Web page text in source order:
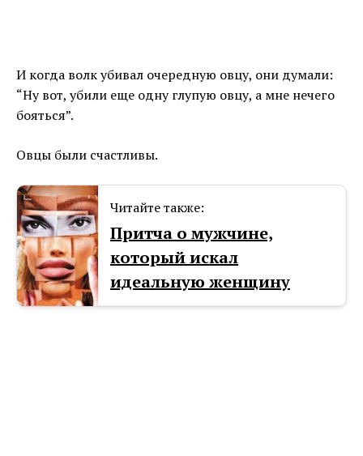
И когда волк убивал очередную овцу, они думали:
“Ну вот, убили еще одну глупую овцу, а мне нечего
бояться”.
Овцы были счастливы.
Читайте также:
Притча о мужчине,
который искал
идеальную женщину